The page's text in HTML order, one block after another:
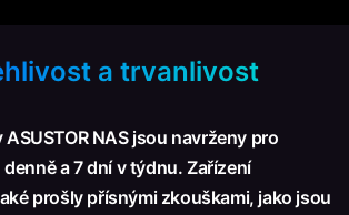
a trvanlivost
NAS jsou navrženy pro
a 7 dní v týdnu. Zařízení
prošly přísnými zkouškami, jako jsou